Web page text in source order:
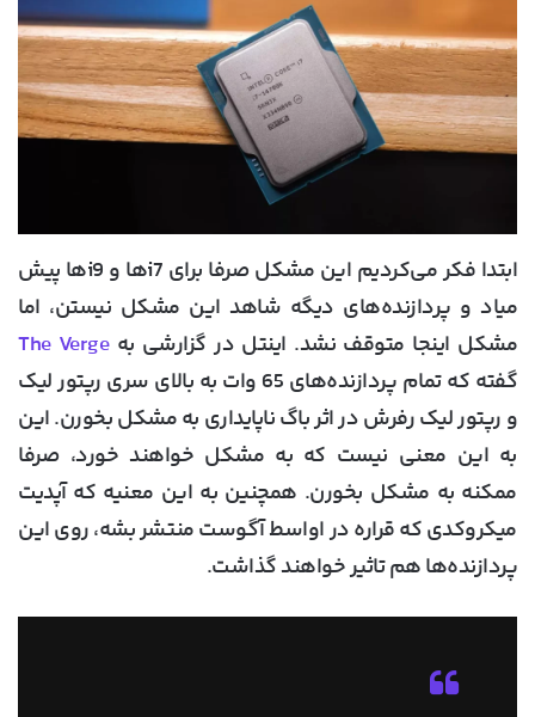
ابتدا فکر می‌کردیم این مشکل صرفا برای i7ها و i9ها پیش
میاد و پردازنده‌های دیگه شاهد این مشکل نیستن، اما
مشکل اینجا متوقف نشد. اینتل در گزارشی بهThe Verge
گفته که تمام پردازنده‌های 65 وات به بالای سری رپتور لیک
و رپتور لیک رفرش در اثر باگ ناپایداری به مشکل بخورن. این
به این معنی نیست که به مشکل خواهند خورد، صرفا
ممکنه به مشکل بخورن. همچنین به این معنیه که آپدیت
میکروکدی که قراره در اواسط آگوست منتشر بشه، روی این
پردازنده‌ها هم تاثیر خواهند گذاشت.